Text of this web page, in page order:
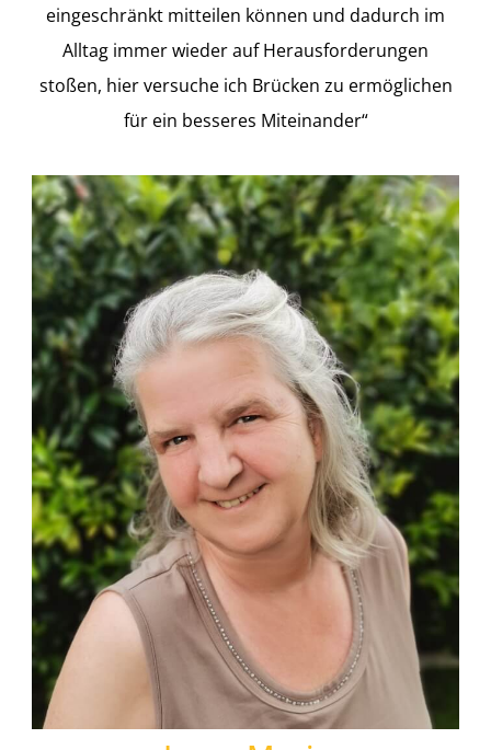
eingeschränkt mitteilen können und dadurch im
Alltag immer wieder auf Herausforderungen
stoßen, hier versuche ich Brücken zu ermöglichen
für ein besseres Miteinander“